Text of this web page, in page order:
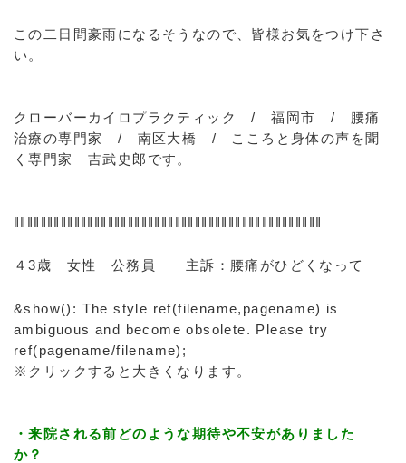
この二日間豪雨になるそうなので、皆様お気をつけ下さ
い。
クローバーカイロプラクティック / 福岡市 / 腰痛
治療の専門家 / 南区大橋 / こころと身体の声を聞
く専門家 吉武史郎です。
‖‖‖‖‖‖‖‖‖‖‖‖‖‖‖‖‖‖‖‖‖‖‖‖‖‖‖‖‖‖‖‖‖‖‖‖‖‖‖‖‖‖‖‖‖‖
４3歳 女性 公務員 主訴：腰痛がひどくなって
&show(): The style ref(filename,pagename) is
ambiguous and become obsolete. Please try
ref(pagename/filename);
※クリックすると大きくなります。
・来院される前どのような期待や不安がありました
か？